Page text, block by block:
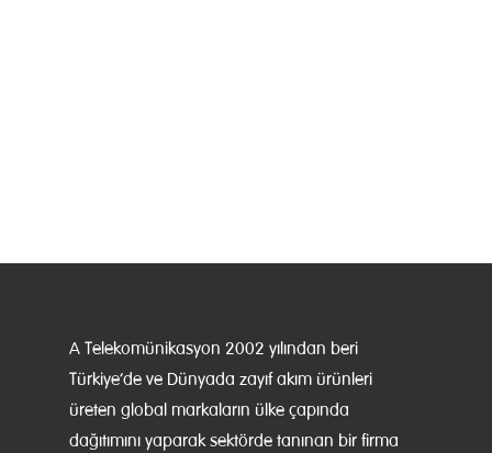
A Telekomünikasyon 2002 yılından beri
Türkiye’de ve Dünyada zayıf akım ürünleri
üreten global markaların ülke çapında
dağıtımını yaparak sektörde tanınan bir firma